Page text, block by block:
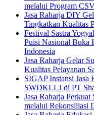
melalui Program
Jasa Raharja DIY
Tingkatkan Kualitas
Festival Sastra
Puisi Nasional Buka
Indonesia
Jasa Raharja Gelar
Kualitas Pelayanan
SIGAP Instansi Jasa
SWDKLLJ di PT
Jasa Raharja
melalui Rekonsiliasi